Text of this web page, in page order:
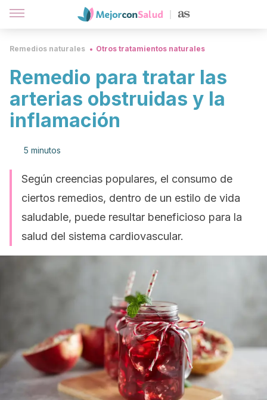
Remedios naturales Otros tratamientos naturales
Remedio para tratar las
arterias obstruidas y la
inflamación
5 minutos
Según creencias populares, el consumo de
ciertos remedios, dentro de un estilo de vida
saludable, puede resultar beneficioso para la
salud del sistema cardiovascular.